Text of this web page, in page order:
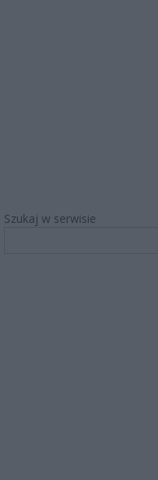
Szukaj w serwisie